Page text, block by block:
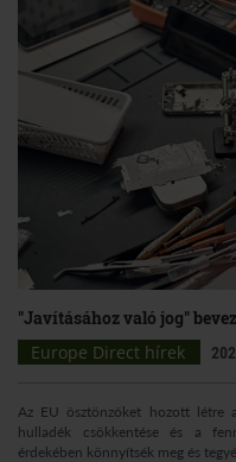
"Javításához való jog"
Europe Direct hírek
Az EU ösztönzőket hozott létre
hulladék csökkentése és a
érdekében könnyítsék meg és